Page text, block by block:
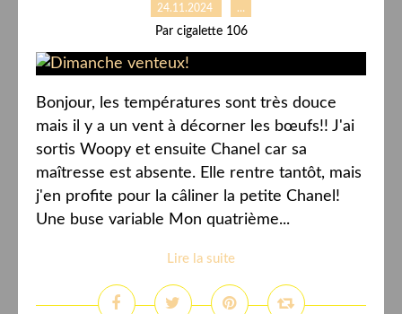
24.11.2024 …
Par cigalette 106
Bonjour, les températures sont très douce
mais il y a un vent à décorner les bœufs!! J'ai
sortis Woopy et ensuite Chanel car sa
maîtresse est absente. Elle rentre tantôt, mais
j'en profite pour la câliner la petite Chanel!
Une buse variable Mon quatrième...
Lire la suite